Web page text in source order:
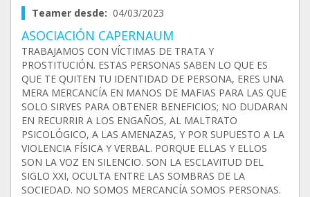
Teamer desde: 04/03/2023
ASOCIACIÓN CAPERNAUM
TRABAJAMOS CON VÍCTIMAS DE TRATA Y
PROSTITUCIÓN. ESTAS PERSONAS SABEN LO QUE ES
QUE TE QUITEN TU IDENTIDAD DE PERSONA, ERES UNA
MERA MERCANCÍA EN MANOS DE MAFIAS PARA LAS QUE
SOLO SIRVES PARA OBTENER BENEFICIOS; NO DUDARAN
EN RECURRIR A LOS ENGAÑOS, AL MALTRATO
PSICOLÓGICO, A LAS AMENAZAS, Y POR SUPUESTO A LA
VIOLENCIA FÍSICA Y VERBAL. PORQUE ELLAS Y ELLOS
SON LA VOZ EN SILENCIO. SON LA ESCLAVITUD DEL
SIGLO XXI, OCULTA ENTRE LAS SOMBRAS DE LA
SOCIEDAD. NO SOMOS MERCANCÍA SOMOS PERSONAS.